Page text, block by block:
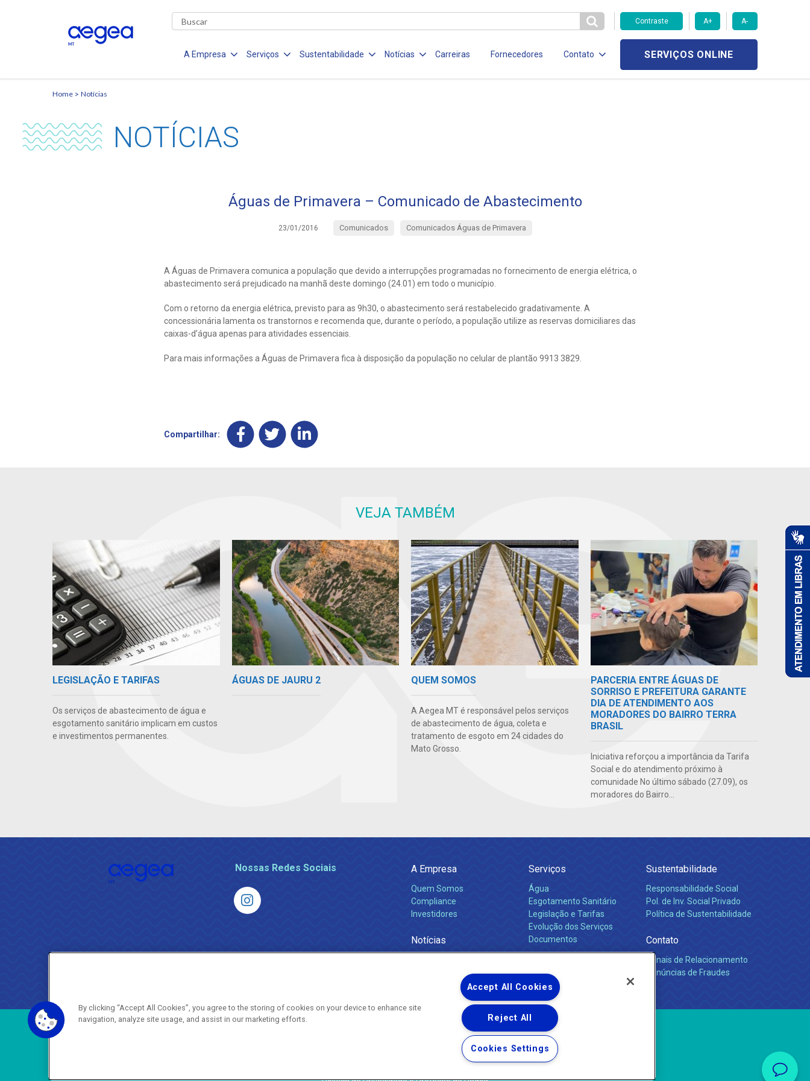
Contraste A+ A-
A Empresa Serviços Sustentabilidade Notícias Carreiras Fornecedores Contato SERVIÇOS ONLINE
Home Notícias
NOTÍCIAS
Águas de Primavera – Comunicado de Abastecimento
23/01/2016 Comunicados Comunicados Águas de Primavera
A Águas de Primavera comunica a população que devido a interrupções programadas no fornecimento de energia elétrica, o
abastecimento será prejudicado na manhã deste domingo (24.01) em todo o município.
Com o retorno da energia elétrica, previsto para as 9h30, o abastecimento será restabelecido gradativamente. A
concessionária lamenta os transtornos e recomenda que, durante o período, a população utilize as reservas domiciliares das
caixas-d’água apenas para atividades essenciais.
Para mais informações a Águas de Primavera fica à disposição da população no celular de plantão 9913 3829.
Compartilhar:
VEJA TAMBÉM
LEGISLAÇÃO E TARIFAS
Os serviços de abastecimento de água e
esgotamento sanitário implicam em custos
e investimentos permanentes.
ÁGUAS DE JAURU 2 QUEM SOMOS
A Aegea MT é responsável pelos serviços
de abastecimento de água, coleta e
tratamento de esgoto em 24 cidades do
Mato Grosso.
PARCERIA ENTRE ÁGUAS DE
SORRISO E PREFEITURA GARANTE
DIA DE ATENDIMENTO AOS
MORADORES DO BAIRRO TERRA
BRASIL
Iniciativa reforçou a importância da Tarifa
Social e do atendimento próximo à
comunidade No último sábado (27.09), os
moradores do Bairro...
Nossas Redes Sociais A Empresa
Quem Somos
Compliance
Investidores
Notícias
Serviços
Água
Esgotamento Sanitário
Legislação e Tarifas
Evolução dos Serviços
Documentos
Sustentabilidade
Responsabilidade Social
Pol. de Inv. Social Privado
Política de Sustentabilidade
Contato
Canais de Relacionamento
Denúncias de Fraudes
Copyright ® 2026 - Todos os Direitos Reservados.
By clicking “Accept All Cookies”, you agree to the storing of cookies on your device to enhance site
navigation, analyze site usage, and assist in our marketing efforts.
Accept All Cookies
Reject All
Cookies Settings